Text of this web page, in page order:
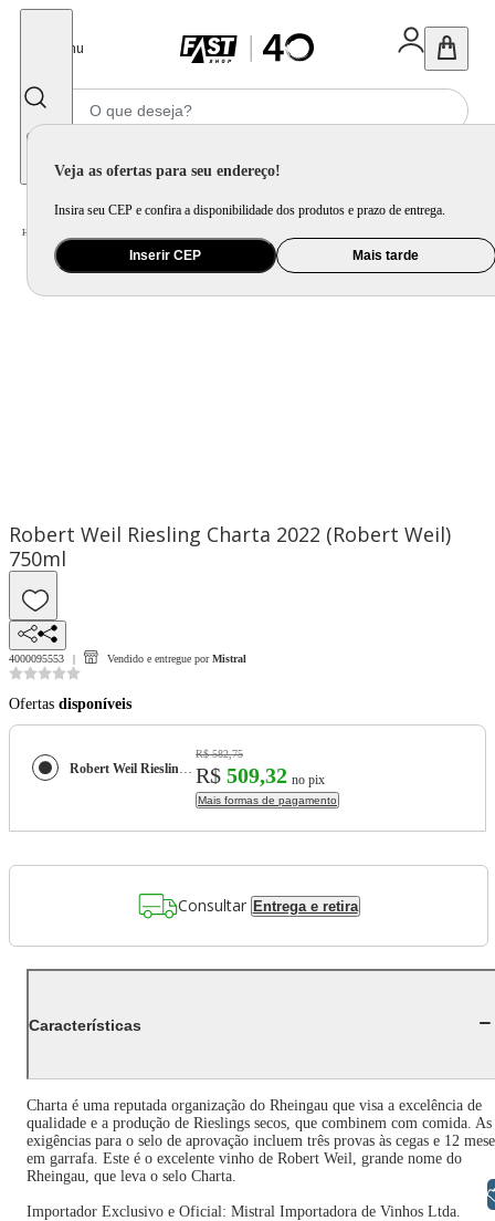
Menu
Veja as ofertas para seu endereço!
Insira seu CEP e confira a disponibilidade dos produtos e prazo de entrega.
Inserir CEP Mais tarde
Home
Robert Weil Riesling Charta 2022 (Robert Weil)
750ml
4000095553 Vendido e entregue por Mistral
Ofertas disponíveis
Robert Weil Riesling Charta 2022 (Robert Weil) 750ml
R$ 582,75
R$ 509,32 no pix
Mais formas de pagamento
Consultar Entrega e retira
Características
Charta é uma reputada organização do Rheingau que visa a excelência de
qualidade e a produção de Rieslings secos, que combinem com comida. As
exigências para o selo de aprovação incluem três provas às cegas e 12
em garrafa. Este é o excelente vinho de Robert Weil, grande nome do
Rheingau, que leva o selo Charta.
Importador Exclusivo e Oficial: Mistral Importadora de Vinhos Ltda.